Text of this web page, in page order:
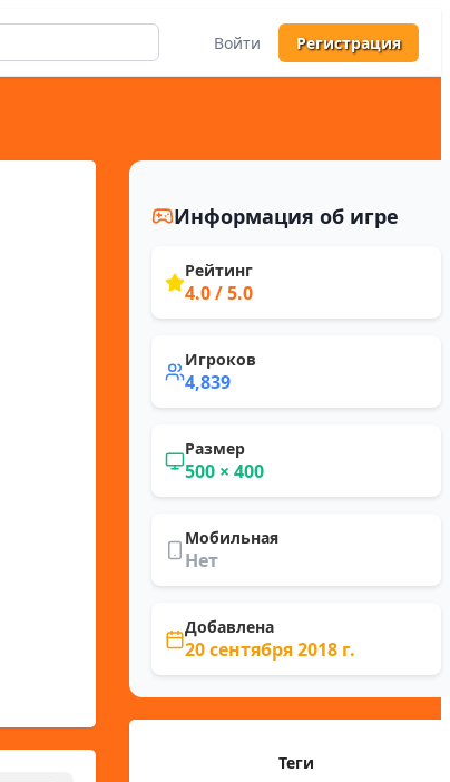
Войти Регистрация
Информация об игре
Рейтинг
4.0/ 5.0
Игроков
4,839
Размер
500 × 400
Мобильная
Нет
Добавлена
20 сентября 2018 г.
Теги